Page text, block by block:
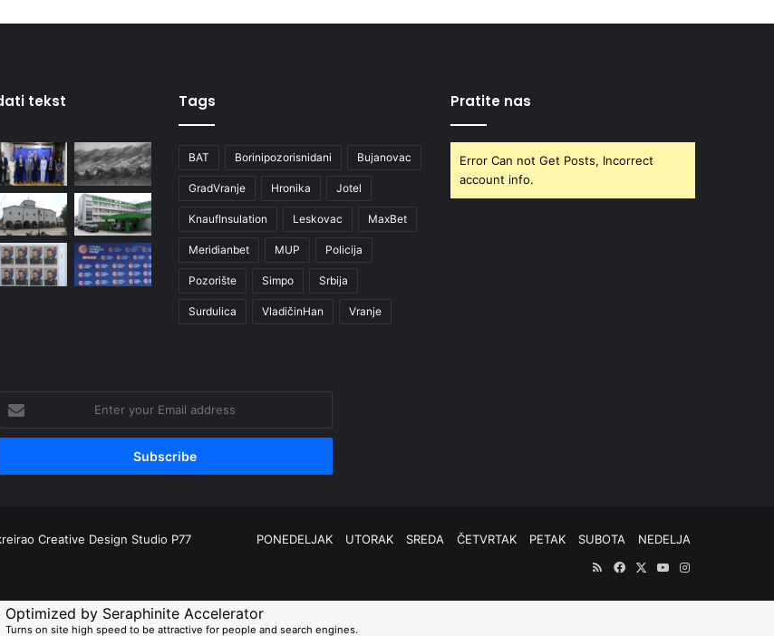
tekst Tags
BAT Borinipozorisnidani Bujanovac
GradVranje Hronika Jotel
KnaufInsulation Leskovac MaxBet
Meridianbet MUP Policija
Pozorište Simpo Srbija
Surdulica VladičinHan Vranje
Pratite nas
Error Can not Get Posts, Incorrect
account info.
your
Creative Design Studio P77 PONEDELJAK UTORAK SREDA ČETVRTAK PETAK SUBOTA
NEDELJA
RSSFacebook
X YouTubeInstagram
Optimized by Seraphinite Accelerator
Turns on site high speed to be attractive for people and search engines.